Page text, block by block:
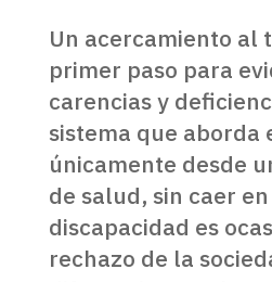
Un acercamiento al
primer paso para
carencias y
sistema que aborda
únicamente desde
de salud, sin caer
discapacidad es
rechazo de la